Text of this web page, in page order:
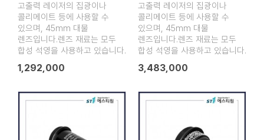
고출력 레이저의 집광이나
콜리메이트 등에 사용할 수
있으며, 45mm 대물
렌즈입니다.렌즈 재료는 모두
합성 석영을 사용하고 있습니다.
1,292,000
고출력 레이저의 집광이나
콜리메이트 등에 사용할 수
있으며, 45mm 대물
렌즈입니다.렌즈 재료는 모두
합성 석영을 사용하고 있습니다.
3,483,000